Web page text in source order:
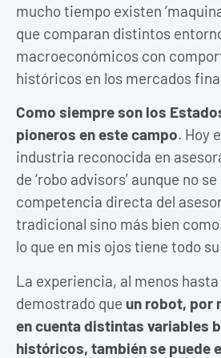
mucho tiempo existen
que comparan distintos
macroeconómicos con
históricos en los mercados
Como siempre son los
pioneros en este campo. Hoy
industria reconocida en
de ‘robo advisors’ aunque no
competencia directa del
tradicional sino más bien
lo que en mis ojos tiene todo
La experiencia, al menos
demostrado que un robot, por
en cuenta distintas variables
históricos, también se puede